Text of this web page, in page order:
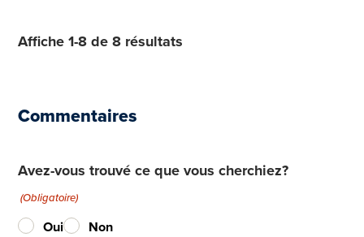
Affiche 1-8 de 8 résultats
Commentaires
Avez-vous trouvé ce que vous cherchiez?
(Obligatoire)
Oui Non